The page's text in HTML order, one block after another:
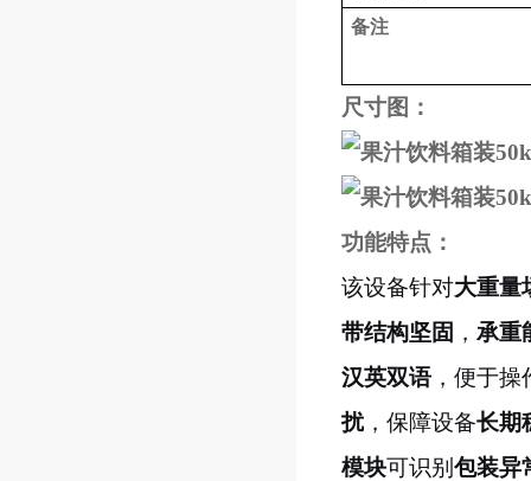
备注
尺寸图：
功能特点：
该设备针对大重量
带结构坚固 ， 承重
汉英双语 ，便于
扰 ，保障设备长期
模块可识别 包装异